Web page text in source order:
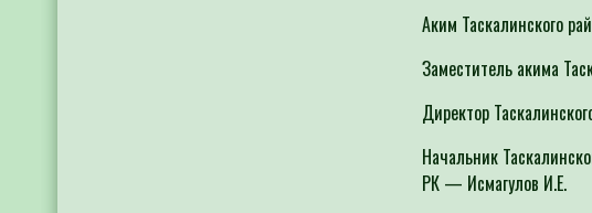
Аким Таскалинского
Заместитель акима
Директор
Начальник
РК — Исмагулов И.Е.